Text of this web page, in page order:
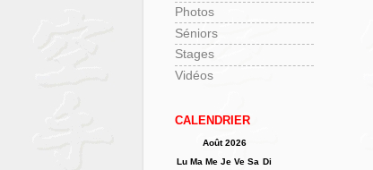
Photos
Séniors
Stages
Vidéos
CALENDRIER
Août 2026
Lu Ma Me Je Ve Sa Di